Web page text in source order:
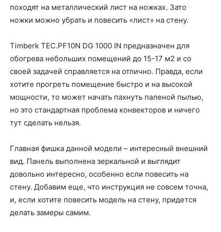
походят на металлический лист на ножках. Зато
ножки можно убрать и повесить «лист» на стену.
Timberk TEC.PF10N DG 1000 IN предназначен для
обогрева небольших помещений до 15-17 м2 и со
своей задачей справляется на отлично. Правда, если
хотите прогреть помещение быстро и на высокой
мощности, то может начать пахнуть паленой пылью,
но это стандартная проблема конвекторов и ничего
тут сделать нельзя.
Главная фишка данной модели – интересный внешний
вид. Панель выполнена зеркальной и выглядит
довольно интересно, особенно если повесить на
стену. Добавим еще, что инструкция не совсем точна,
и, если хотите повесить модель на стену, придется
делать замеры самим.